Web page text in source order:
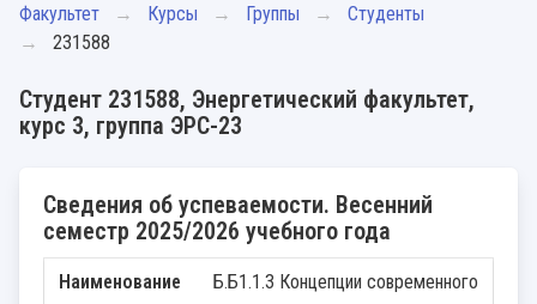
Факультет Курсы Группы
Студенты
231588
Студент 231588, Энергетический факультет,
курс 3, группа ЭРС-23
Сведения об успеваемости. Весенний
семестр 2025/2026 учебного года
Б.Б1.1.3 Концепции современного